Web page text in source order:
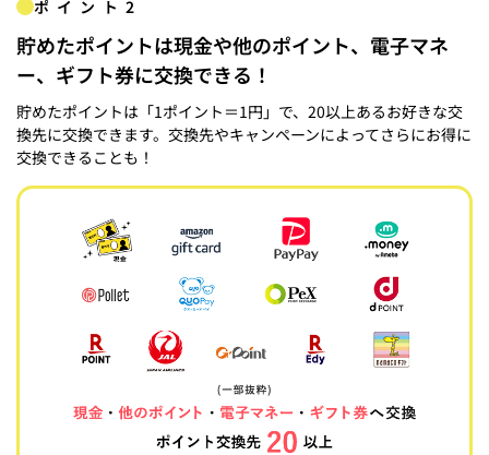
ポイント2
貯めたポイントは現金や他のポイント、電子マネ
ー、ギフト券に交換できる！
貯めたポイントは「1ポイント＝1円」で、20以上あるお好きな交
換先に交換できます。交換先やキャンペーンによってさらにお得に
交換できることも！